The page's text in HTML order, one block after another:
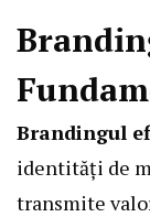
Brandingul
identități de
transmite